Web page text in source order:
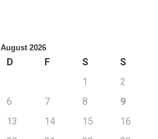
August 2026
D F S
S
1
2
6 7 8
9
13 14 15
16